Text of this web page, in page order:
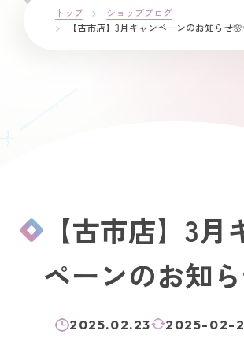
トップ
ショップブログ
【古市店】3月キャンペーンのお知らせ
【古市店】3月
ペーンのお知
2025.02.23 2025-02-